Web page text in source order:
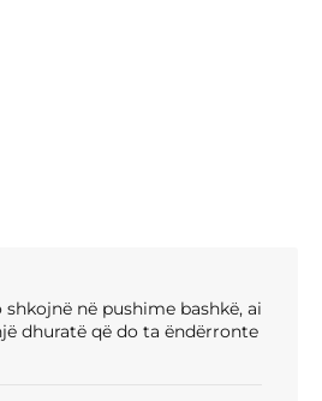
në pushime bashkë, ai
dhuratë që do ta ëndërronte